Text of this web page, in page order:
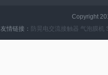
Copyright
友情链接： 防晃电交流接触器 气泡膜机